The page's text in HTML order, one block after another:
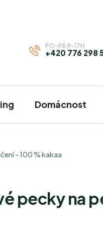
PO-PÁ 9-17H
+420 776 298
Domácnost
- 100 % kakaa
pecky na